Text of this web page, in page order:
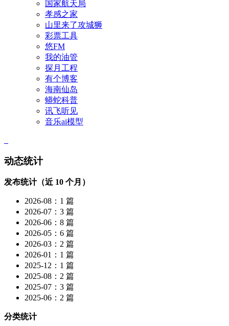
国家航天局
孝感之家
山里来了攻城狮
彩票工具
悠FM
我的油管
探月工程
有个博客
海南仙岛
蟒蛇科普
讯飞听见
音乐ai模型
动态统计
发布统计（近 10 个月）
2026-08：1 篇
2026-07：3 篇
2026-06：8 篇
2026-05：6 篇
2026-03：2 篇
2026-01：1 篇
2025-12：1 篇
2025-08：2 篇
2025-07：3 篇
2025-06：2 篇
分类统计